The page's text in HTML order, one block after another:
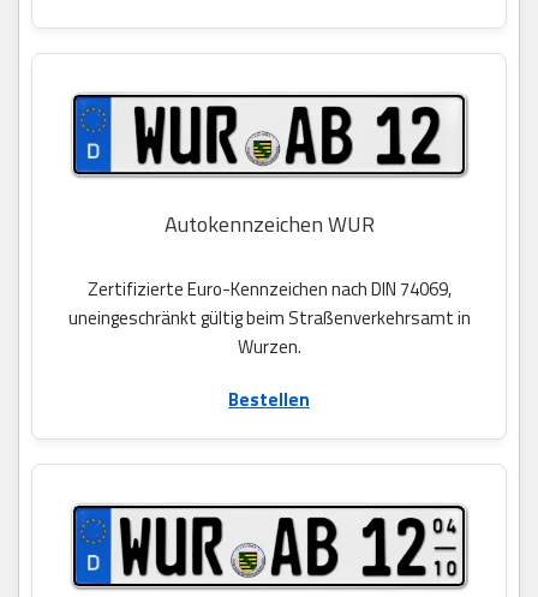
Autokennzeichen WUR
Zertifizierte Euro-Kennzeichen nach DIN 74069,
uneingeschränkt gültig beim Straßenverkehrsamt in
Wurzen.
Bestellen